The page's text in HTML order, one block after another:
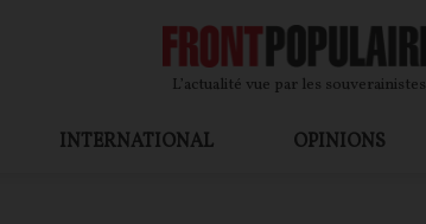
L’actualité vue par les souverainistes
INTERNATIONAL OPINIONS